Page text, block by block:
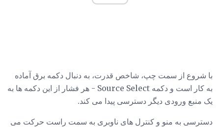
با شروع از سمت چپ، شاخص قدرت، به دنبال دکمه برق آماده
به کار است و دکمه Source Select - هر فشار از این دکمه ها به
یک منبع ورودی دیگر دسترسی پیدا می کند.
دسترسی به منو و کنترل های ناوبری به سمت راست حرکت می